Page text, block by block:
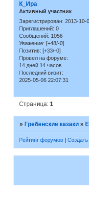
К_Ира
Активный участник
Зарегистрирован: 2013-10-
Приглашений: 0
Сообщений: 1056
Уважение: [+48/-0]
Позитив: [+33/-0]
Провел на форуме:
14 дней 14 часов
Последний визит:
2025-05-06 22:07:31
Страница: 1
» Гребенские казаки »
Рейтинг форумов|